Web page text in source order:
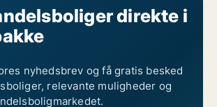
direkte i
nyhedsbrev og få gratis besked
relevante muligheder og